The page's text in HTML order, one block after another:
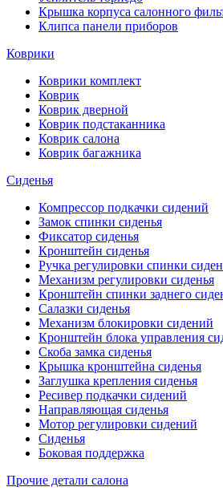
Крышка корпуса салонного
Клипса панели приборов
Коврики
Коврики комплект
Коврик
Коврик дверной
Коврик подстаканника
Коврик салона
Коврик багажника
Сиденья
Компрессор подкачки сидений
Замок спинки сиденья
Фиксатор сиденья
Кронштейн сиденья
Ручка регулировки спинки
Механизм регулировки сиденья
Кронштейн спинки заднего
Салазки сиденья
Механизм блокировки сидений
Кронштейн блока управления
Скоба замка сиденья
Крышка кронштейна сиденья
Заглушка крепления сиденья
Ресивер подкачки сидений
Направляющая сиденья
Мотор регулировки сидений
Сиденья
Боковая поддержка
Прочие детали салона